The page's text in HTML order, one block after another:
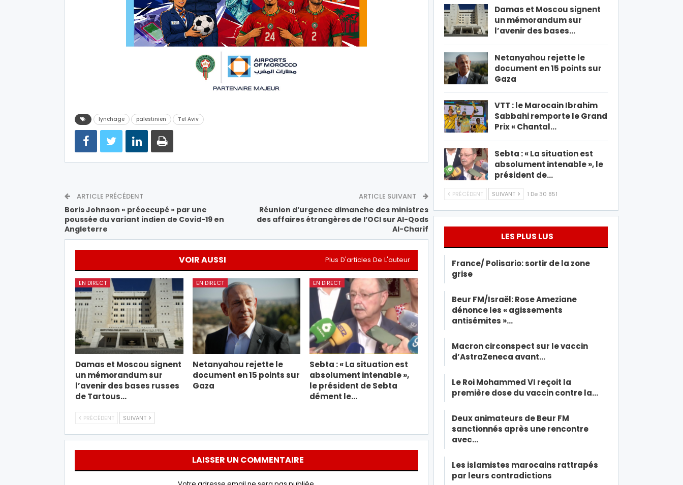
lynchage palestinien Tel Aviv
ARTICLE PRÉCÉDENT
Boris Johnson « préoccupé » par une
poussée du variant indien de Covid-19 en
Angleterre
ARTICLE SUIVANT
Réunion d’urgence dimanche des ministres
des affaires étrangères de l’OCI sur Al-Qods
Al-Charif
VOIR AUSSI Plus D'articles De L'auteur
EN DIRECT
Damas et Moscou signent
un mémorandum sur
l’avenir des bases russes
de Tartous…
EN DIRECT
Netanyahou rejette le
document en 15 points sur
Gaza
EN DIRECT
Sebta : « La situation est
absolument intenable »,
le président de Sebta
dément le…
PRÉCÉDENT SUIVANT
LAISSER UN COMMENTAIRE
Damas et Moscou signent
un mémorandum sur
l’avenir des bases…
Netanyahou rejette le
document en 15 points sur
Gaza
VTT : le Marocain Ibrahim
Sabbahi remporte le Grand
Prix « Chantal…
Sebta : « La situation est
absolument intenable », le
président de…
PRÉCÉDENT SUIVANT 1 De 30 851
LES PLUS LUS
France/ Polisario: sortir de la zone
grise
Beur FM/Israël: Rose Ameziane
dénonce les « agissements
antisémites »…
Macron circonspect sur le vaccin
d’AstraZeneca avant…
Le Roi Mohammed VI reçoit la
première dose du vaccin contre la…
Deux animateurs de Beur FM
sanctionnés après une rencontre
avec…
Les islamistes marocains rattrapés
par leurs contradictions